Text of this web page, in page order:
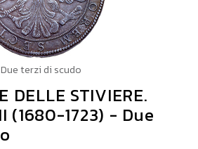
Due terzi di scudo
DELLE STIVIERE.
(1680-1723) - Due